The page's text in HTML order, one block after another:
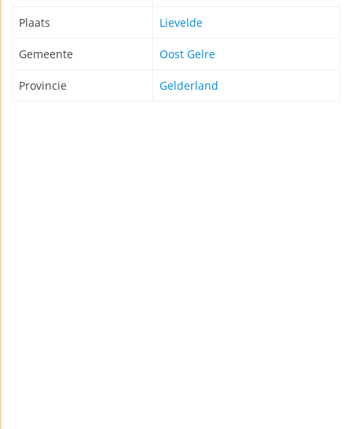
Plaats Lievelde
Gemeente Oost Gelre
Provincie Gelderland